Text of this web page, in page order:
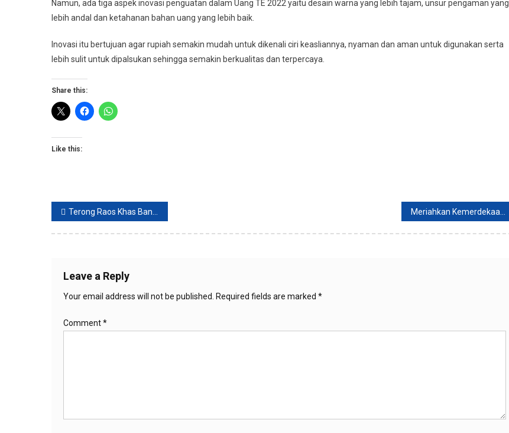
Namun, ada tiga aspek inovasi penguatan dalam Uang TE 2022 yaitu desain warna yang lebih tajam, unsur pengaman yang
lebih andal dan ketahanan bahan uang yang lebih baik.
Inovasi itu bertujuan agar rupiah semakin mudah untuk dikenali ciri keasliannya, nyaman dan aman untuk digunakan serta
lebih sulit untuk dipalsukan sehingga semakin berkualitas dan terpercaya.
Share this:
Like this:
Post
navigation
Terong Raos Khas Bandung Sepertinya Enak Buat Menu Makan Siang, ini Resepnya
Leave a Reply
Your email address will not be published. Required fields are marked *
Comment*